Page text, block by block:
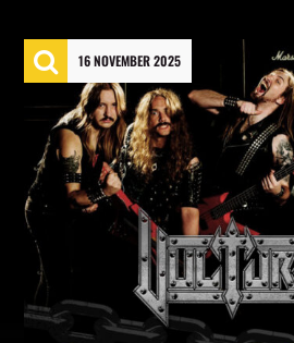
Facebook
Pinterest
Whatsapp
16 NOVEMBER 2025